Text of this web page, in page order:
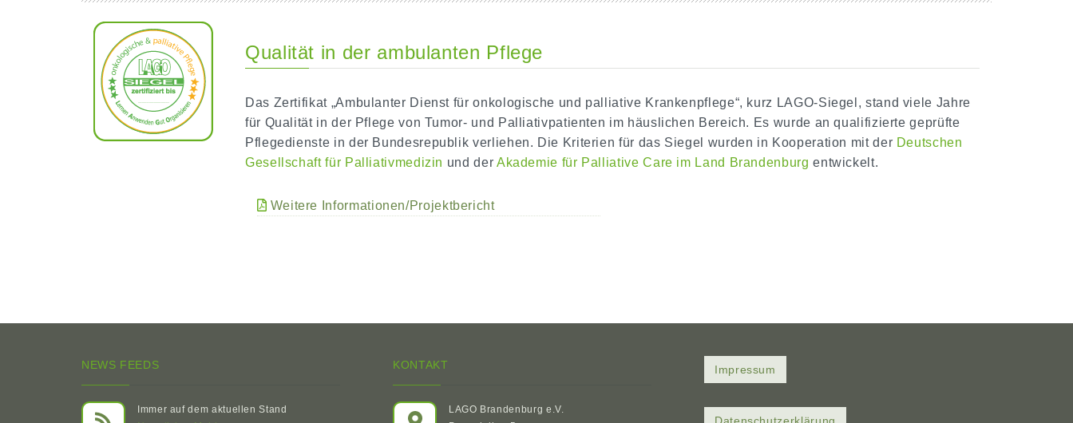
Qualität in der ambulanten Pflege
Das Zertifikat „Ambulanter Dienst für onkologische und palliative Krankenpflege“, kurz LAGO-Siegel, stand viele Jahre
für Qualität in der Pflege von Tumor- und Palliativpatienten im häuslichen Bereich. Es wurde an qualifizierte geprüfte
Pflegedienste in der Bundesrepublik verliehen. Die Kriterien für das Siegel wurden in Kooperation mit der Deutschen
Gesellschaft für Palliativmedizin und der Akademie für Palliative Care im Land Brandenburg entwickelt.
Weitere Informationen/Projektbericht
NEWS FEEDS
Immer auf dem aktuellen Stand
KONTAKT
LAGO Brandenburg e.V.
Impressum